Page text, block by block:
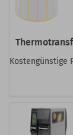
Kostengünstige